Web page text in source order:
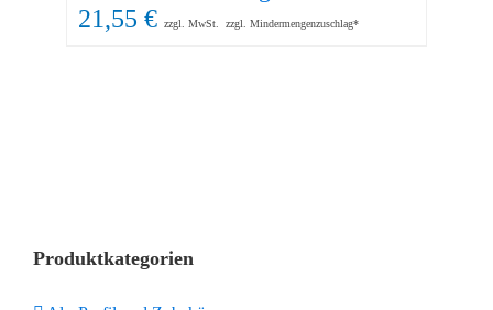
21,55 € zzgl. MwSt. zzgl. Mindermengenzuschlag*
Produktkategorien